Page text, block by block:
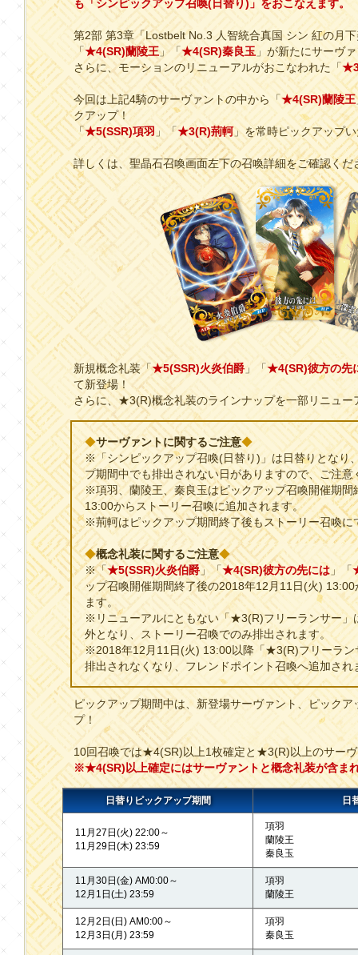
も「シンピックアップ召喚(日替り)」をおこなえます。
第2部 第3章「Lostbelt No.3 人智統合真国 シン 紅の月
「★4(SR)蘭陵王」「★4(SR)秦良玉 」が新たにサーヴ
さらに、モーションのリニューアルがおこなわれた「
今回は上記4騎のサーヴァントの中から「★4(SR)蘭陵王
クアップ！
「★5(SSR)項羽 」「★3(R)荊軻」を常時ピックアップ
詳しくは、聖晶石召喚画面左下の召喚詳細をご確認くだ
新規概念礼装「★5(SSR)火炎伯爵 」「★4(SR)彼方の先
て新登場！
さらに、★3(R)概念礼装のラインナップを一部リニュー
◆サーヴァントに関するご注意◆
※「シンピックアップ召喚(日替り)」は日替りとなり
プ期間中でも排出されない日がありますので、ご注意
※項羽、蘭陵王、秦良玉はピックアップ召喚開催期間
13:00からストーリー召喚に追加されます。
※荊軻はピックアップ期間終了後もストーリー召喚に
◆概念礼装に関するご注意◆
※「★5(SSR)火炎伯爵」「★4(SR)彼方の先には」「
ップ召喚開催期間終了後の2018年12月11日(火)
ます。
※リニューアルにともない「★3(R)フリーランサー」
外となり、ストーリー召喚でのみ排出されます。
※2018年12月11日(火) 13:00以降「★3(R)フリーラン
排出されなくなり、フレンドポイント召喚へ追加され
ピックアップ期間中は、新登場サーヴァント、ピック
プ！
10回召喚では★4(SR)以上1枚確定と★3(R)以上のサー
※★4(SR)以上確定にはサーヴァントと概念礼装が含ま
日替りピックアップ期間 日
11月27日(火) 22:00～
11月29日(木) 23:59
項羽
蘭陵王
秦良玉
11月30日(金) AM0:00～
12月1日(土) 23:59
項羽
蘭陵王
12月2日(日) AM0:00～
12月3日(月) 23:59
項羽
秦良玉